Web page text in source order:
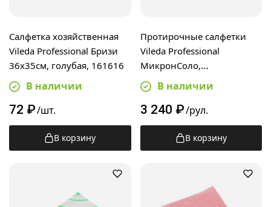
Салфетка хозяйственная
Vileda Professional Бризи
36х35см, голубая, 161616
В наличии
72 ₽/шт.
В корзину
Протирочные салфетки
Vileda Professional
МикронСоло,
180шт,32х25см, синие,
170353
В наличии
3 240 ₽/рул.
В корзину